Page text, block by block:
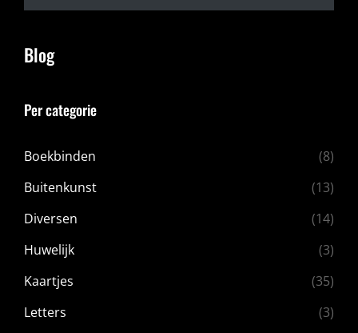
Blog
Per categorie
Boekbinden
(8)
Buitenkunst
(13)
Diversen
(14)
Huwelijk
(3)
Kaartjes
(35)
Letters
(3)